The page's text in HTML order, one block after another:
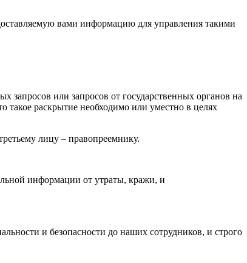
вами информацию для управления такими
запросов или запросов от государственных органов на
раскрытие необходимо или уместно в целях
лицу – правопреемнику.
информации от утраты, кражи, и
и безопасности до наших сотрудников, и строго